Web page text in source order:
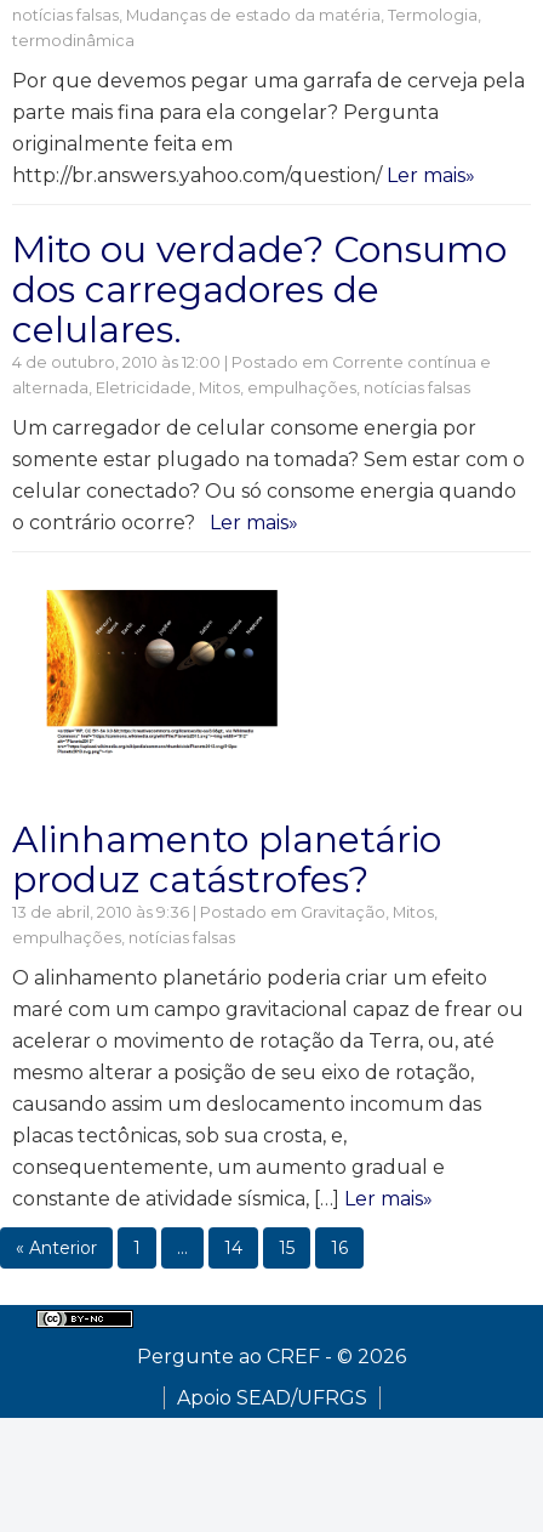
notícias falsas, Mudanças de estado da matéria, Termologia,
termodinâmica
Por que devemos pegar uma garrafa de cerveja pela
parte mais fina para ela congelar? Pergunta
originalmente feita em
http://br.answers.yahoo.com/question/ Ler mais»
Mito ou verdade? Consumo
dos carregadores de
celulares.
4 de outubro, 2010 às 12:00 | Postado em Corrente contínua e
alternada, Eletricidade, Mitos, empulhações, notícias falsas
Um carregador de celular consome energia por
somente estar plugado na tomada? Sem estar com o
celular conectado? Ou só consome energia quando
o contrário ocorre? Ler mais»
Alinhamento planetário
produz catástrofes?
13 de abril, 2010 às 9:36 | Postado em Gravitação, Mitos,
empulhações, notícias falsas
O alinhamento planetário poderia criar um efeito
maré com um campo gravitacional capaz de frear ou
acelerar o movimento de rotação da Terra, ou, até
mesmo alterar a posição de seu eixo de rotação,
causando assim um deslocamento incomum das
placas tectônicas, sob sua crosta, e,
consequentemente, um aumento gradual e
constante de atividade sísmica, […] Ler mais»
« Anterior 1 … 14 15 16
Pergunte ao CREF - © 2026
Apoio SEAD/UFRGS